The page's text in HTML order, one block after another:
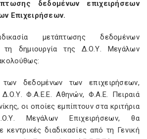
δεδομένων επιχειρήσεων
Επιχειρήσεων.
μετάπτωσης δεδομένων
τη δημιουργία της Δ.Ο.Υ. Μεγάλων
δεδομένων των επιχειρήσεων,
Δ.Ο.Υ. Φ.Α.Ε.Ε. Αθηνών, Φ.Α.Ε. Πειραιά
οι οποίες εμπίπτουν στα κριτήρια
Μεγάλων Επιχειρήσεων, θα
κεντρικές διαδικασίες από τη Γενική